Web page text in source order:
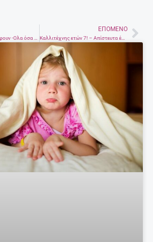
ΕΠΌΜΕΝΟ
Καλλιτέχνης ετών 7! – Απίστευτα έργα τέχνης με πλαστελίνη και πηλό από τον Γιώργο (φωτογραφίες)